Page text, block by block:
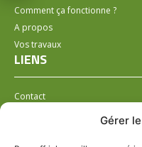
Gérer
Comment ça fonctionne ?
A propos
Vos travaux
LIENS
Contact